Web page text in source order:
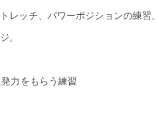
ッチ、パワーポジションの練習。
。
力をもらう練習